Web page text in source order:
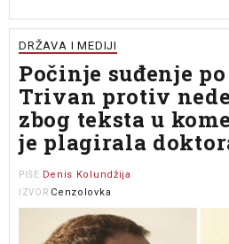
DRŽAVA I MEDIJI
Počinje suđenje
Trivan protiv
zbog teksta u
je plagirala
PIŠE Denis Kolundžija
IZVOR Cenzolovka